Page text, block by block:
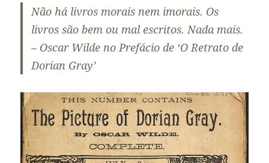
Não há livros morais nem imorais. Os
livros são bem ou mal escritos. Nada mais.
– Oscar Wilde no Prefácio de ‘O Retrato de
Dorian Gray’